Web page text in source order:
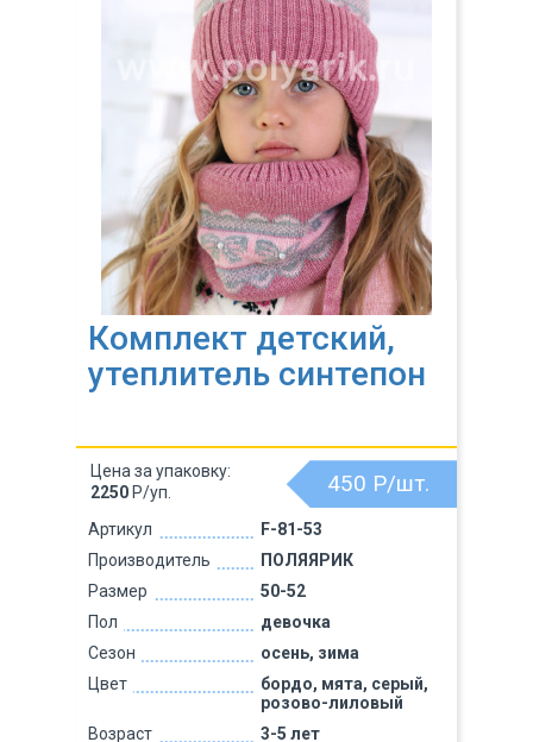
Комплект детский,
утеплитель синтепон
Артикул
F-81-53
Производитель
ПОЛЯЯРИК
Размер
50-52
Пол
девочка
Сезон
осень, зима
Цвет
бордо, мята, серый,
розово-лиловый
Возраст
3-5 лет
450 Р/шт.
Цена за упаковку:
2250 Р/уп.